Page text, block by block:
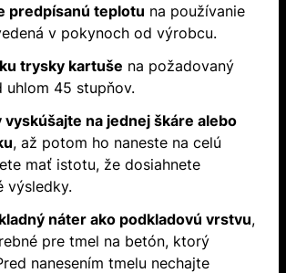
predpísanú teplotu na používanie
v pokynoch od výrobcu.
trysky kartuše na požadovaný
uhlom 45 stupňov.
vyskúšajte na jednej škáre alebo
, až potom ho naneste na celú
mať istotu, že dosiahnete
výsledky.
náter ako podkladovú vrstvu,
pre tmel na betón, ktorý
nanesením tmelu nechajte